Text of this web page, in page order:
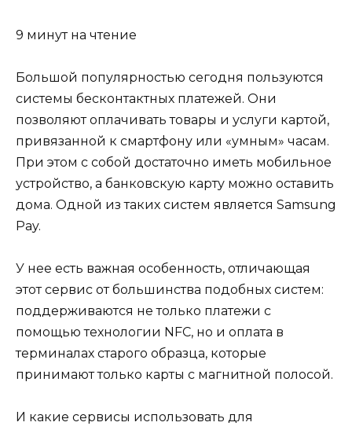
9 минут на чтение
Большой популярностью сегодня пользуются
системы бесконтактных платежей. Они
позволяют оплачивать товары и услуги картой,
привязанной к смартфону или «умным» часам.
При этом с собой достаточно иметь мобильное
устройство, а банковскую карту можно оставить
дома. Одной из таких систем является Samsung
Pay.
У нее есть важная особенность, отличающая
этот сервис от большинства подобных систем:
поддерживаются не только платежи с
помощью технологии NFC, но и оплата в
терминалах старого образца, которые
принимают только карты с магнитной полосой.
И какие сервисы использовать для